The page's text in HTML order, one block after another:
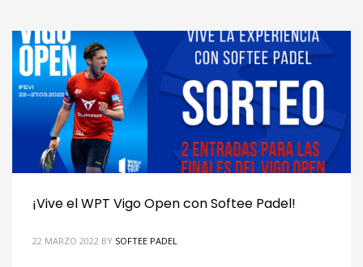
¡Vive el WPT Vigo Open con Softee Padel!
22 MARZO 2022 BY SOFTEE PADEL